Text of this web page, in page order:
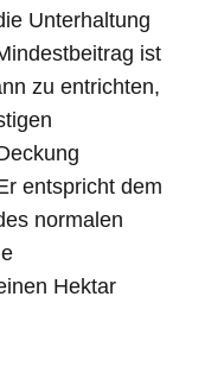
Unterhaltung
ist
zu entrichten,
entspricht dem
normalen
Hektar